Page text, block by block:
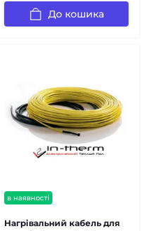
До кошика
в наявності
Нагрівальний кабель для